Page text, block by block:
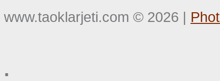
www.taoklarjeti.com © 2026 |
.